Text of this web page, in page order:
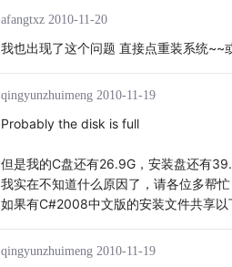
afangtxz 2010-11-20
我也出现了这个问题 直接点重装系统~~
qingyunzhuimeng 2010-11-19
Probably the disk is full
但是我的C盘还有26.9G，安装盘还有
我实在不知道什么原因了，请各位多帮忙
如果有C#2008中文版的安装文件共享以
qingyunzhuimeng 2010-11-19